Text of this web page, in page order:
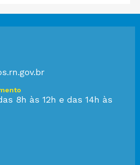
8h às 12h e das 14h às